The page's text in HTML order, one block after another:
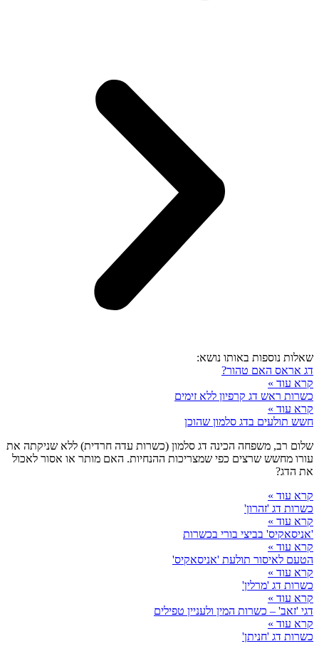
שאלות נוספות באותו נושא:
דג אראס האם טהור?
קרא עוד »
כשרות ראש דג קרפיון ללא זימים
קרא עוד »
חשש תולעים בדג סלמון שהוכן
שלום רב, משפחה הכינה דג סלמון (כשרות עדה חרדית) ללא שניקתה את
עורו מחשש שרצים כפי שמצריכות ההנחיות. האם מותר או אסור לאכול
את הדג?
קרא עוד »
כשרות דג 'זהרון'
קרא עוד »
'אניסאקיס' בביצי בורי בכשרות
קרא עוד »
הטעם לאיסור תולעת 'אניסאקיס'
קרא עוד »
כשרות דג 'מרלין'
קרא עוד »
דגי 'זאב' – כשרות המין ולעניין טפילים
קרא עוד »
כשרות דג 'חניתן'